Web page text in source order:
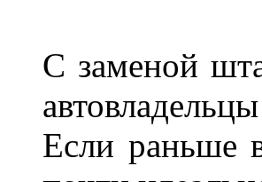
С заменой
Если раньше